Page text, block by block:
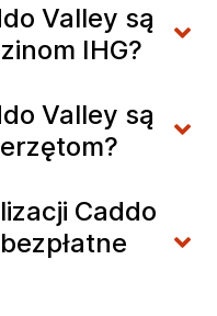
Valley są
IHG?
Valley są
Caddo